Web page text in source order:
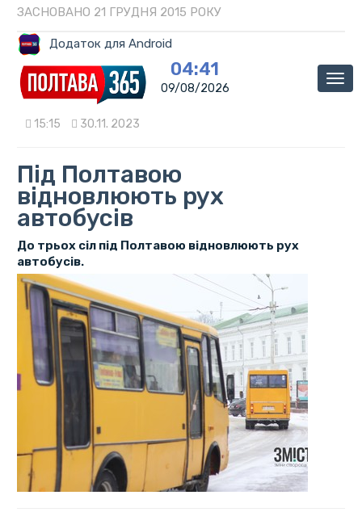
ЗАСНОВАНО 21 ГРУДНЯ 2015 РОКУ
Додаток для Android
04:41
09/08/2026
15:15 30.11. 2023
Під Полтавою
відновлюють рух
автобусів
До трьох сіл під Полтавою відновлюють рух
автобусів.